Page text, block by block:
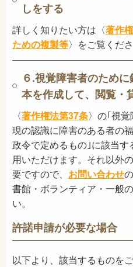
しをする
詳しく知りたい方は〈著作
ための複製等〉をご覧くださ
６.視覚障害者のため
本を作成して、閲覧・
〈著作権法第37条〉の｢視
現の認識に障害のある者の
政令で定めるもの｣に該当
用いただけます。それ以外
要ですので、 お問い合わせ
書館・ボランティア・一般
い。
許諾申請が必要な場合
以下より、該当するものをご